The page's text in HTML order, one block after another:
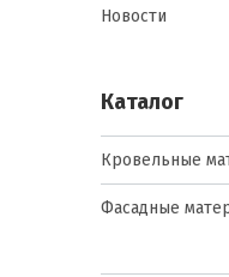
Новости
Каталог
Кровельные
Фасадные